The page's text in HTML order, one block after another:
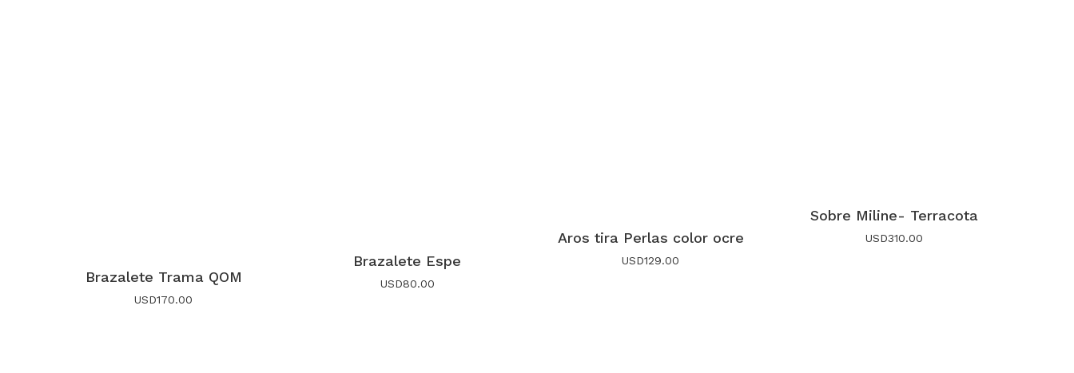
Brazalete Trama QOM
USD170.00
Brazalete Espe
USD80.00
Aros tira Perlas color ocre
USD129.00
Sobre Miline- Terracota
USD310.00